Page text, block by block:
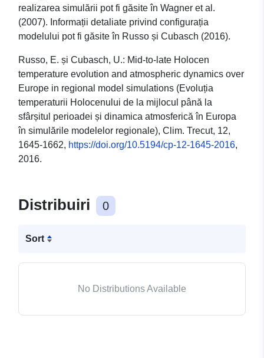
realizarea simulării pot fi găsite în Wagner et al.
(2007). Informații detaliate privind configurația
modelului pot fi găsite în Russo și Cubasch (2016).
Russo, E. și Cubasch, U.: Mid-to-late Holocen
temperature evolution and atmospheric dynamics over
Europe in regional model simulations (Evoluția
temperaturii Holocenului de la mijlocul până la
sfârșitul perioadei și dinamica atmosferică în Europa
în simulările modelelor regionale), Clim. Trecut, 12,
1645-1662, https://doi.org/10.5194/cp-12-1645-2016,
2016.
Distribuiri 0
Sort
No Distributions Available